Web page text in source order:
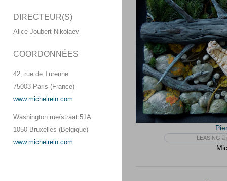
DIRECTEUR(S)
Alice Joubert-Nikolaev
COORDONNÉES
42, rue de Turenne
75003 Paris (France)
www.michelrein.com
Washington rue/straat 51A
1050 Bruxelles (Belgique)
www.michelrein.com
LEASING